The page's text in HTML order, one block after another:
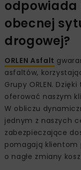
odpowiada
obecnej
drogowej?
ORLEN Asfalt
asfaltów,
Grupy ORLEN.
oferować naszym
W obliczu
jednym z naszych
zabezpieczające
pomagają klientom
o nagłe zmiany